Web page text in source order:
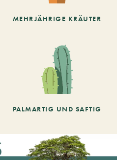
MEHRJÄHRIGE KRÄUTER
PALMARTIG UND SAFTIG